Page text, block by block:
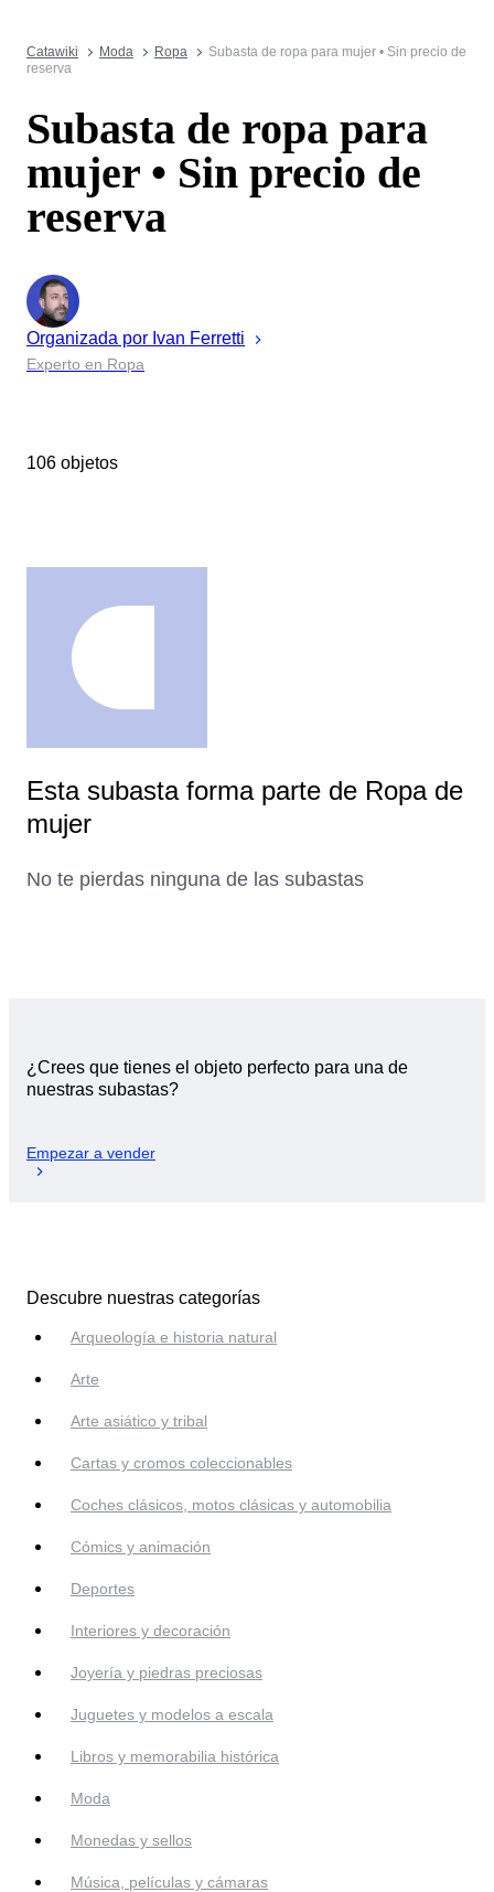
Catawiki Moda Ropa
Subasta de ropa para mujer • Sin precio de
reserva
Subasta de ropa para
mujer • Sin precio de
reserva
Organizada por Ivan Ferretti
Experto en Ropa
106 objetos
Esta subasta forma parte de Ropa de
mujer
No te pierdas ninguna de las subastas
¿Crees que tienes el objeto perfecto para una de
nuestras subastas?
Empezar a vender
Descubre nuestras categorías
Arqueología e historia natural
Arte
Arte asiático y tribal
Cartas y cromos coleccionables
Coches clásicos, motos clásicas y automobilia
Cómics y animación
Deportes
Interiores y decoración
Joyería y piedras preciosas
Juguetes y modelos a escala
Libros y memorabilia histórica
Moda
Monedas y sellos
Música, películas y cámaras